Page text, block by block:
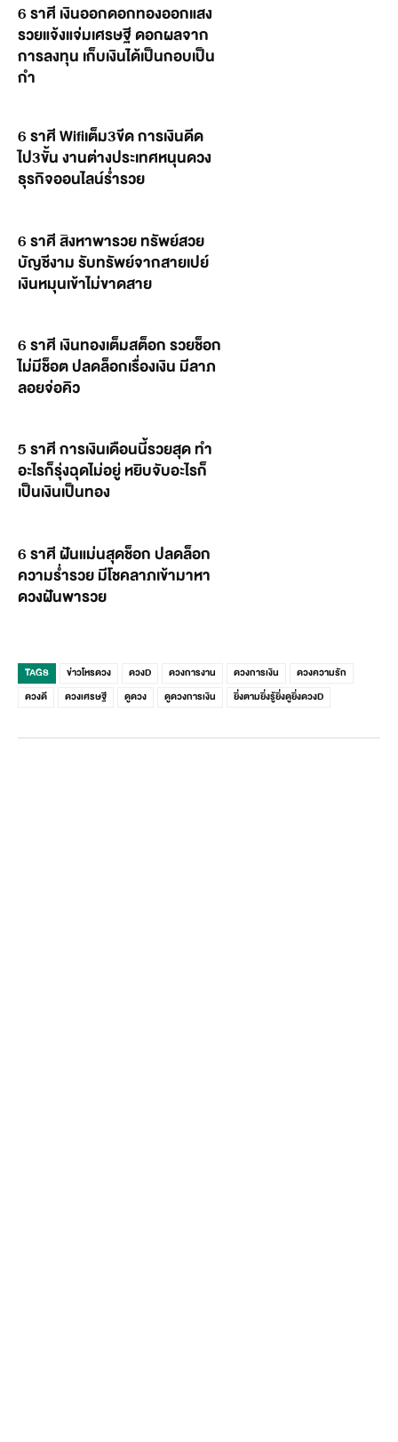
6 ราศี เงินออกดอกทองออกแสง
รวยแจ้งแจ่มเศรษฐี ดอกผลจาก
การลงทุน เก็บเงินได้เป็นกอบเป็น
กำ
6 ราศี Wifiเต็ม3ขีด การเงินดีด
ไป3ขั้น งานต่างประเทศหนุนดวง
ธุรกิจออนไลน์ร่ำรวย
6 ราศี สิงหาพารวย ทรัพย์สวย
บัญชีงาม รับทรัพย์จากสายเปย์
เงินหมุนเข้าไม่ขาดสาย
6 ราศี เงินทองเต็มสต็อก รวยช็อก
ไม่มีช็อต ปลดล็อกเรื่องเงิน มีลาภ
ลอยจ่อคิว
5 ราศี การเงินเดือนนี้รวยสุด ทำ
อะไรก็รุ่งฉุดไม่อยู่ หยิบจับอะไรก็
เป็นเงินเป็นทอง
6 ราศี ฝันแม่นสุดช็อก ปลดล็อก
ความร่ำรวย มีโชคลาภเข้ามาหา
ดวงฝันพารวย
TAGS ข่าวโหรดวง ดวงD ดวงการงาน ดวงการเงิน
ดวงความรัก
ดวงดี
ดวงเศรษฐี ดูดวง ดูดวงการเงิน ยิ่งตามยิ่งรู้ยิ่งดูยิ่งดวงD